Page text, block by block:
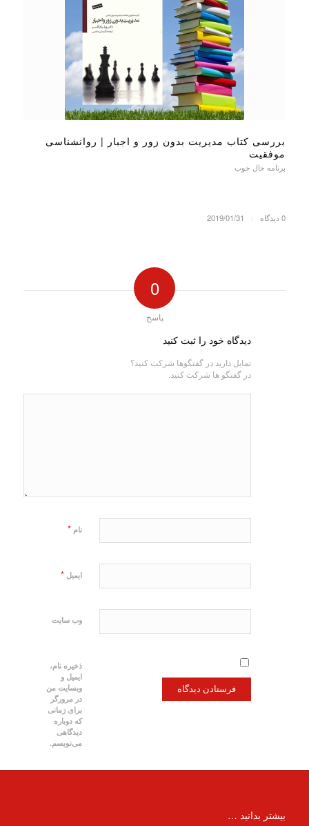
بررسی کتاب مدیریت بدون زور و اجبار | روانشناسی
موفقیت
برنامه حال خوب
0 دیدگاه 2019/01/31
0
پاسخ
دیدگاه خود را ثبت کنید
تمایل دارید در گفتگوها شرکت کنید؟
در گفتگو ها شرکت کنید.
نام *
ایمیل *
وب‌ سایت
ذخیره نام،
ایمیل و
وبسایت من
در مرورگر
برای زمانی
که دوباره
دیدگاهی
می‌نویسم.
بیشتر بدانید …